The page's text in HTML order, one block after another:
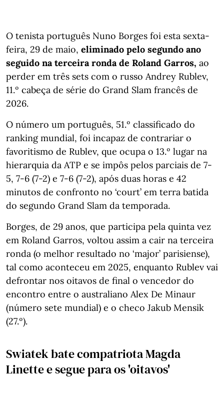
O tenista português Nuno Borges foi esta sexta-
feira, 29 de maio, eliminado pelo segundo ano
seguido na terceira ronda de Roland Garros, ao
perder em três sets com o russo Andrey Rublev,
11.º cabeça de série do Grand Slam francês de
2026.
O número um português, 51.º classificado do
ranking mundial, foi incapaz de contrariar o
favoritismo de Rublev, que ocupa o 13.º lugar na
hierarquia da ATP e se impôs pelos parciais de 7-
5, 7-6 (7-2) e 7-6 (7-2), após duas horas e 42
minutos de confronto no ‘court’ em terra batida
do segundo Grand Slam da temporada.
Borges, de 29 anos, que participa pela quinta vez
em Roland Garros, voltou assim a cair na terceira
ronda (o melhor resultado no ‘major’ parisiense),
tal como aconteceu em 2025, enquanto Rublev vai
defrontar nos oitavos de final o vencedor do
encontro entre o australiano Alex De Minaur
(número sete mundial) e o checo Jakub Mensik
(27.º).
Swiatek bate compatriota Magda
Linette e segue para os 'oitavos'